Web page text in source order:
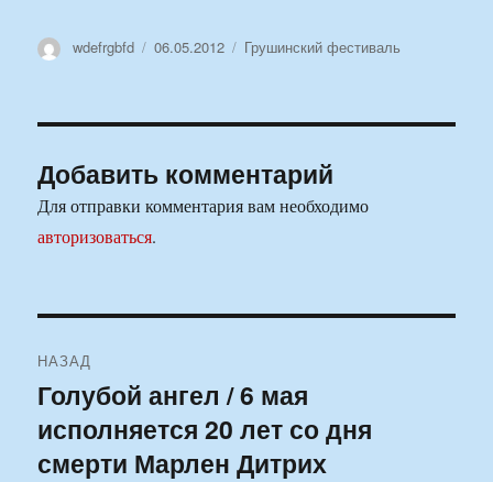
Автор
wdefrgbfd Опубликовано
06.05.2012 Рубрики
Грушинский фестиваль
Добавить комментарий
Для отправки комментария вам необходимо
авторизоваться.
по
записям
НАЗАД
Предыдущая
запись:
Голубой ангел / 6 мая
исполняется 20 лет со дня
смерти Марлен Дитрих